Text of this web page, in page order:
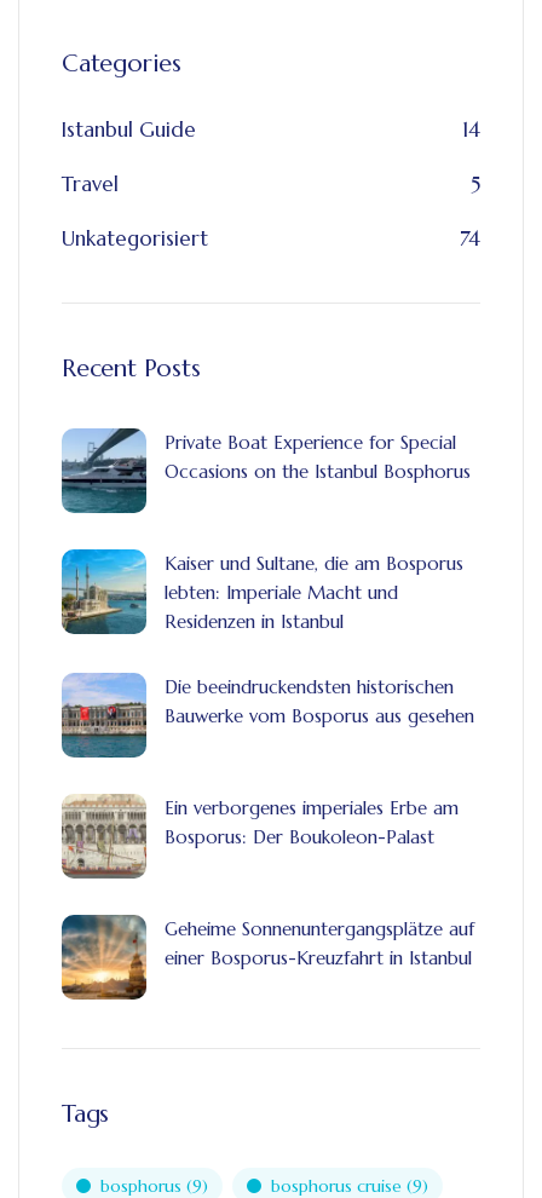
Categories
Istanbul Guide 14
Travel 5
Unkategorisiert 74
Recent Posts
Private Boat Experience for Special
Occasions on the Istanbul Bosphorus
Kaiser und Sultane, die am Bosporus
lebten: Imperiale Macht und
Residenzen in Istanbul
Die beeindruckendsten historischen
Bauwerke vom Bosporus aus gesehen
Ein verborgenes imperiales Erbe am
Bosporus: Der Boukoleon-Palast
Geheime Sonnenuntergangsplätze auf
einer Bosporus-Kreuzfahrt in Istanbul
Tags
bosphorus (9) bosphorus cruise (9)